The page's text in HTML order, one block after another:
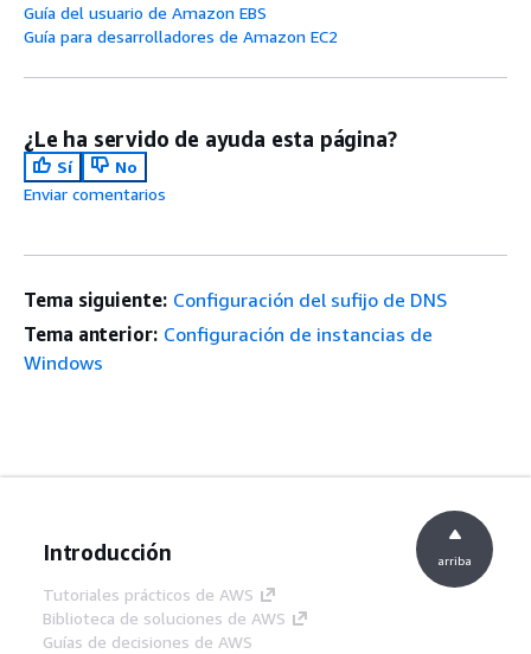
Guía del usuario de Amazon EBS
Guía para desarrolladores de Amazon EC2
¿Le ha servido de ayuda esta página?
Sí
No
Enviar comentarios
Tema siguiente: Configuración del sufijo de DNS
Tema anterior: Configuración de instancias de
Windows
Introducción
Tutoriales prácticos de AWS
Biblioteca de soluciones de AWS
Guías de decisiones de AWS
arriba